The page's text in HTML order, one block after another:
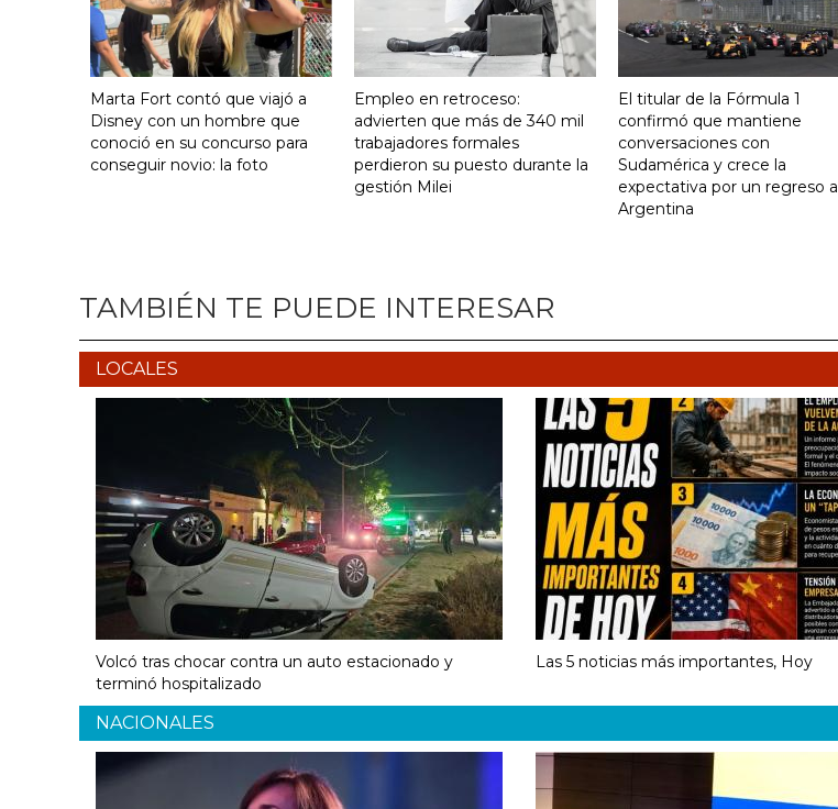
Marta Fort contó que viajó a
Disney con un hombre que
conoció en su concurso para
conseguir novio: la foto
Empleo en retroceso:
advierten que más de 340 mil
trabajadores formales
perdieron su puesto durante la
gestión Milei
El titular de la Fórmula 1
confirmó que mantiene
conversaciones con
Sudamérica y crece la
expectativa por un regreso a
Argentina
TAMBIÉN TE PUEDE INTERESAR
LOCALES
Volcó tras chocar contra un auto estacionado y
terminó hospitalizado
Las 5 noticias más importantes, Hoy
NACIONALES